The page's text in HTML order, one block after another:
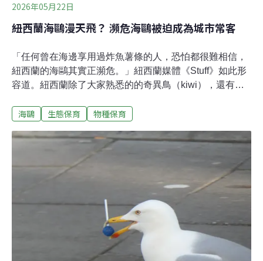
2026年05月22日
紐西蘭海鷗漫天飛？ 瀕危海鷗被迫成為城市常客
「任何曾在海邊享用過炸魚薯條的人，恐怕都很難相信，
紐西蘭的海鷗其實正瀕危。」紐西蘭媒體《Stuff》如此形
容道。紐西蘭除了大家熟悉的的奇異鳥（kiwi），還有兩
（red-billed gull）。雖然海鷗常在城鎮中現蹤、搶食人類
可危，頻頻出現在城鎮中也是情非得已。族群數量急速下
滑 黑嘴鷗成全球最瀕危海鷗之一黑嘴鷗是紐西蘭特有種，
牠們多在河床植被稀疏的礫石灘繁殖，洪水過後則會移至
附近農田築巢。紐西蘭鳥類線上百科（New Zealand
Birds Online）2016至2017年間的全國普查透過空拍計
算，共發現超過6萬個黑嘴鷗巢位，逾九成分布於南島南
地大區（Southland）及坎特伯雷區（Canterbury），僅有
約1.6%巢位在北島。繁殖季後，南島大部分黑嘴鷗會遷移
海鷗 生態保育 物種保育